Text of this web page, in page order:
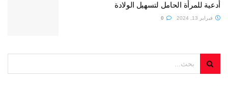
أدعية للمرأة الحامل لتسهيل الولادة
فبراير 13, 2024